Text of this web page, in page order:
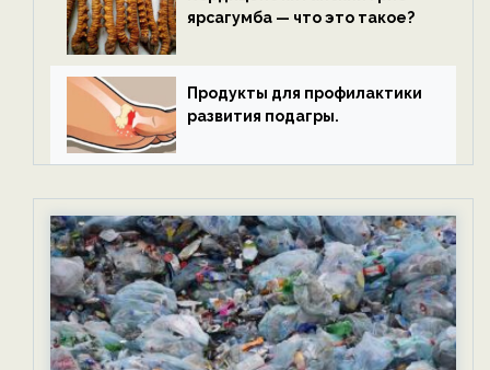
ярсагумба — что это такое?
Продукты для профилактики
развития подагры.